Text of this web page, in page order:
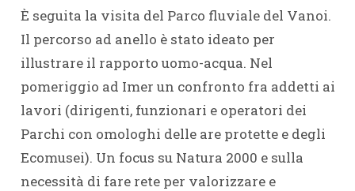
È seguita la visita del Parco fluviale del Vanoi.
Il percorso ad anello è stato ideato per
illustrare il rapporto uomo-acqua. Nel
pomeriggio ad Imer un confronto fra addetti ai
lavori (dirigenti, funzionari e operatori dei
Parchi con omologhi delle are protette e degli
Ecomusei). Un focus su Natura 2000 e sulla
necessità di fare rete per valorizzare e